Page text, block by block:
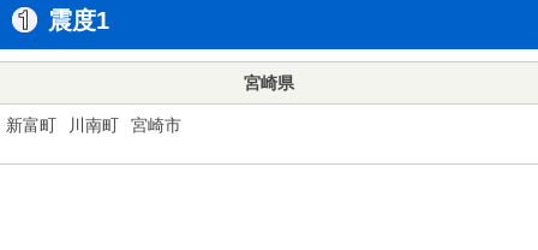
震度1
宮崎県
新富町 川南町 宮崎市